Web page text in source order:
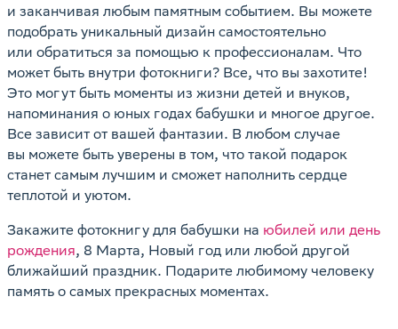
и заканчивая любым памятным событием. Вы можете
подобрать уникальный дизайн самостоятельно
или обратиться за помощью к профессионалам. Что
может быть внутри фотокниги? Все, что вы захотите!
Это могут быть моменты из жизни детей и внуков,
напоминания о юных годах бабушки и многое другое.
Все зависит от вашей фантазии. В любом случае
вы можете быть уверены в том, что такой подарок
станет самым лучшим и сможет наполнить сердце
теплотой и уютом.
Закажите фотокнигу для бабушки на юбилей или день
рождения, 8 Марта, Новый год или любой другой
ближайший праздник. Подарите любимому человеку
память о самых прекрасных моментах.